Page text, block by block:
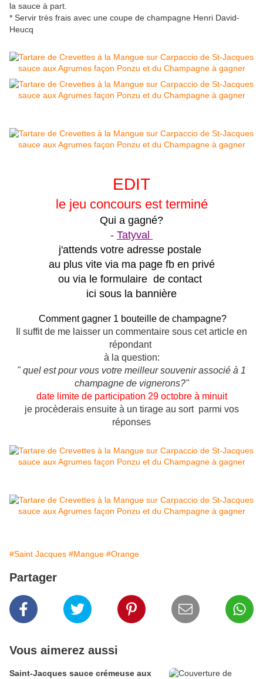
la sauce à part.
* Servir très frais avec une coupe de champagne Henri David-
Heucq
EDIT
le jeu concours est terminé
Qui a gagné?
- Tatyval
j'attends votre adresse postale
au plus vite via ma page fb en privé
ou via le formulaire de contact
ici sous la bannière
Comment gagner 1 bouteille de champagne?
Il suffit de me laisser un commentaire sous cet article en
répondant
à la question:
" quel est pour vous votre meilleur souvenir associé à 1
champagne de vignerons?"
date limite de participation 29 octobre à minuit
je procèderais ensuite à un tirage au sort parmi vos
réponses
#Saint Jacques #Mangue #Orange
Partager
Vous aimerez aussi
Saint-Jacques sauce crémeuse aux